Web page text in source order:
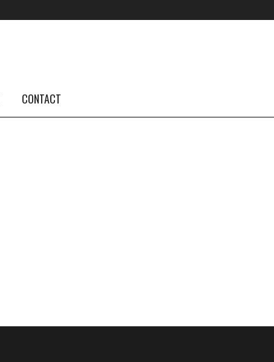
CONTACT
FOLLOW US #TBA
INSTAGRAM FEED